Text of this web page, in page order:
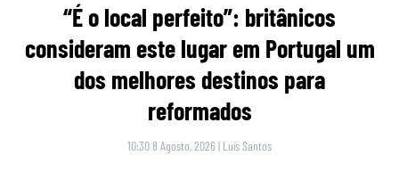
“É o local perfeito”: britânicos
consideram este lugar em Portugal um
dos melhores destinos para
reformados
10:30 8 Agosto, 2026 | Luís Santos